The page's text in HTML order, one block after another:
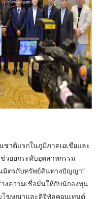
ชาติแรกในภูมิภาคเอเชียและ
ยยกระดับอุตสาหกรรม
มิตรกับทรัพย์สินทางปัญญา”
งความเชื่อมั่นให้กับนักลงทุน
โฆษณาและดิจิทัลคอนเทนต์